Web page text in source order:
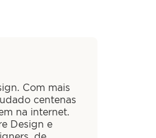
Com mais
centenas
na internet.
Design e